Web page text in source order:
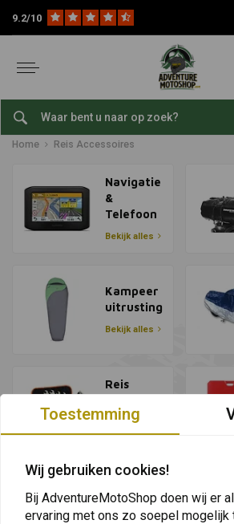
9.2/10
Reis Accessoires
Home Reis Accessoires
Navigatie
&
Telefoon
Bekijk alles
Kampeer
uitrusting
Bekijk alles
Reis
hapssets
Bekijk alles
Toestemming
Wij gebruiken cookies!
Bij AdventureMotoShop doen wij er
ervaring met ons zo soepel mogelijk